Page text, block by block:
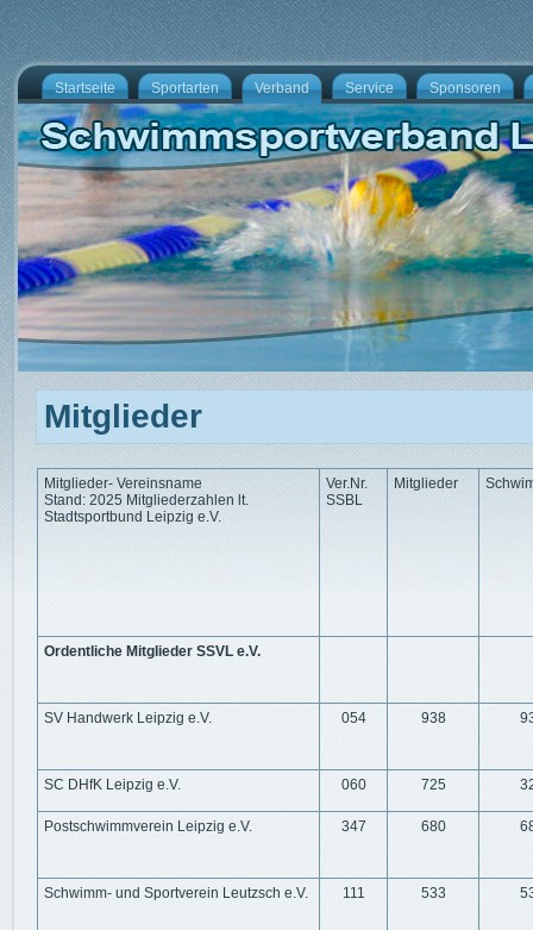
Startseite Sportarten Verband Service Sponsoren
Mitglieder
Mitglieder- Vereinsname
Stand: 2025 Mitgliederzahlen lt.
Stadtsportbund Leipzig e.V.
Ver.Nr.
SSBL
Mitglieder
Ordentliche Mitglieder SSVL e.V.
SV Handwerk Leipzig e.V. 054 938
SC DHfK Leipzig e.V. 060 725
Postschwimmverein Leipzig e.V. 347 680
Schwimm- und Sportverein Leutzsch e.V. 111 533